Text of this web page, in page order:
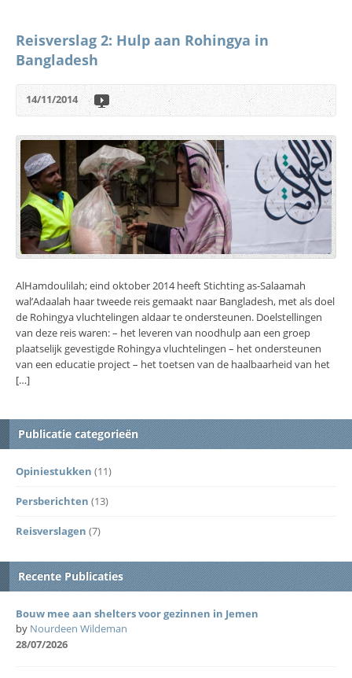
Reisverslag 2: Hulp aan Rohingya in
Bangladesh
14/11/2014
AlHamdoulilah; eind oktober 2014 heeft Stichting as-Salaamah
wal’Adaalah haar tweede reis gemaakt naar Bangladesh, met als doel
de Rohingya vluchtelingen aldaar te ondersteunen. Doelstellingen
van deze reis waren: – het leveren van noodhulp aan een groep
plaatselijk gevestigde Rohingya vluchtelingen – het ondersteunen
van een educatie project – het toetsen van de haalbaarheid van het
[…]
Publicatie categorieën
Opiniestukken (11)
Persberichten (13)
Reisverslagen (7)
Recente Publicaties
Bouw mee aan shelters voor gezinnen in Jemen
by Nourdeen Wildeman
28/07/2026